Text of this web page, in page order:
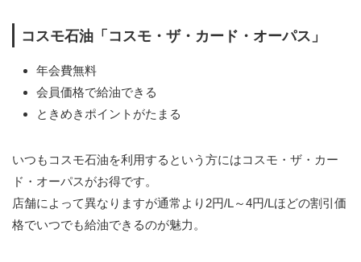
コスモ石油「コスモ・ザ・カード・オーパス」
年会費無料
会員価格で給油できる
ときめきポイントがたまる
いつもコスモ石油を利用するという方にはコスモ・ザ・カー
ド・オーパスがお得です。
店舗によって異なりますが通常より2円/L～4円/Lほどの割引価
格でいつでも給油できるのが魅力。